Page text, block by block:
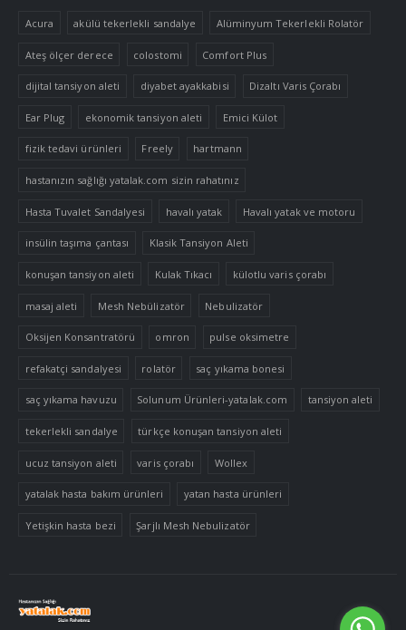
Acura akülü tekerlekli sandalye Alüminyum Tekerlekli Rolatör
Ateş ölçer derece colostomi Comfort Plus
dijital tansiyon aleti diyabet ayakkabisi Dizaltı Varis Çorabı
Ear Plug ekonomik tansiyon aleti Emici Külot
fizik tedavi ürünleri Freely hartmann
hastanızın sağlığı yatalak.com sizin rahatınız
Hasta Tuvalet Sandalyesi havalı yatak Havalı yatak ve motoru
insülin taşıma çantası Klasik Tansiyon Aleti
konuşan tansiyon aleti Kulak Tıkacı külotlu varis çorabı
masaj aleti Mesh Nebülizatör Nebulizatör
Oksijen Konsantratörü omron pulse oksimetre
refakatçi sandalyesi rolatör saç yıkama bonesi
saç yıkama havuzu Solunum Ürünleri-yatalak.com tansiyon aleti
tekerlekli sandalye türkçe konuşan tansiyon aleti
ucuz tansiyon aleti varis çorabı Wollex
yatalak hasta bakım ürünleri yatan hasta ürünleri
Yetişkin hasta bezi Şarjlı Mesh Nebulizatör